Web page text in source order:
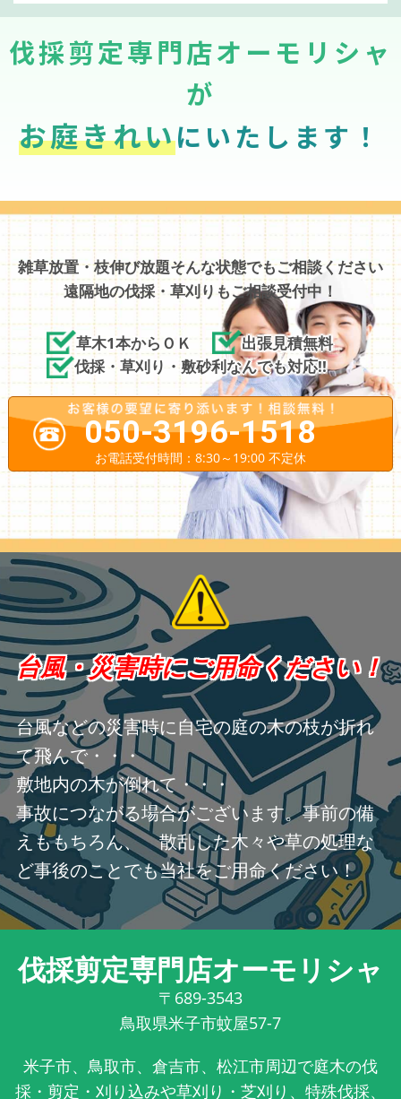
伐採剪定専門店オーモリシャ
が
お庭きれいにいたします！
雑草放置・枝伸び放題そんな状態でもご相談ください
遠隔地の伐採・草刈りもご相談受付中！
草木1本からＯＫ
出張見積無料
伐採・草刈り・敷砂利なんでも対応!!
050-3196-1518
お電話受付時間：8:30～19:00 不定休
台風・災害時にご用命ください！
台風などの災害時に自宅の庭の木の枝が折れ
て飛んで・・・
敷地内の木が倒れて・・・
事故につながる場合がございます。事前の備
えももちろん、 散乱した木々や草の処理な
ど事後のことでも当社をご用命ください！
伐採剪定専門店オーモリシャ
〒689-3543
鳥取県米子市蚊屋57-7
米子市、鳥取市、倉吉市、松江市周辺で庭木の伐
採・剪定・刈り込みや草刈り・芝刈り、特殊伐採、